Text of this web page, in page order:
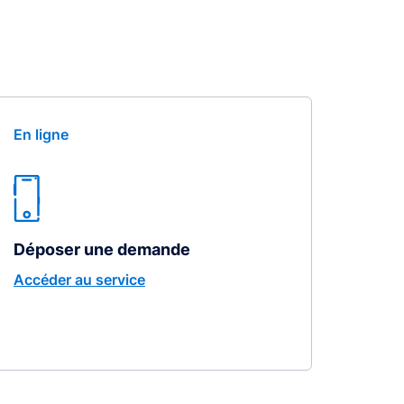
En ligne
Déposer une demande
Accéder au service